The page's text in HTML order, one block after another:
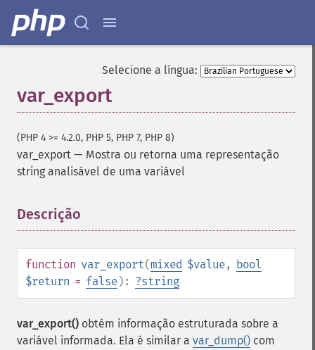
Selecione a língua:
var_export
(PHP 4 >= 4.2.0, PHP 5, PHP 7, PHP 8)
var_export — Mostra ou retorna uma representação
string analisável de uma variável
Descrição
function var_export(mixed $value, bool
$return = false): ?string
var_export() obtém informação estruturada sobre a
variável informada. Ela é similar a var_dump() com